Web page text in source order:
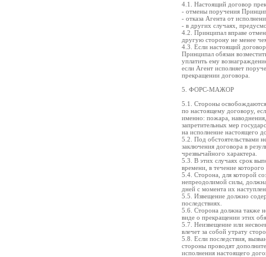
4.1. Настоящий договор
- отмены поручения
- отказа Агента от
- в других случаях,
4.2. Принципал вправе
другую сторону не менее
4.3. Если настоящий
Принципал обязан
уплатить ему
если Агент исполняет
прекращении договора.
5. ФОРС-МАЖОР
5.1. Стороны освобождаются
по настоящему договору,
именно: пожара,
запретительных мер
на исполнение настоящего
5.2. Под обстоятельствами
заключения договора в
чрезвычайного характера.
5.3. В этих случаях срок
времени, в течение которого
5.4. Сторона, для которой
непреодолимой силы,
дней с момента их
5.5. Извещение должно
последствиях.
5.6. Сторона должна также
виде о прекращении этих
5.7. Неизвещение или
влечет за собой утрату
5.8. Если последствия,
стороны проводят
исполнения настоящего